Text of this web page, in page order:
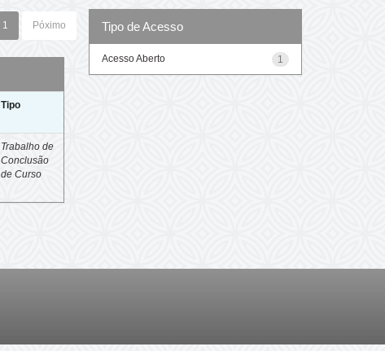
1 Póximo
Tipo
Trabalho de
Conclusão
de Curso
Tipo de Acesso
1
Acesso Aberto